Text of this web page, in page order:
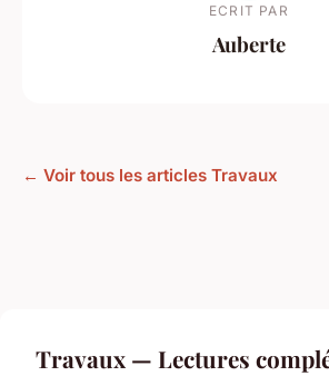
ECRIT PAR
Auberte
← Voir tous les articles Travaux
Travaux — Lectures